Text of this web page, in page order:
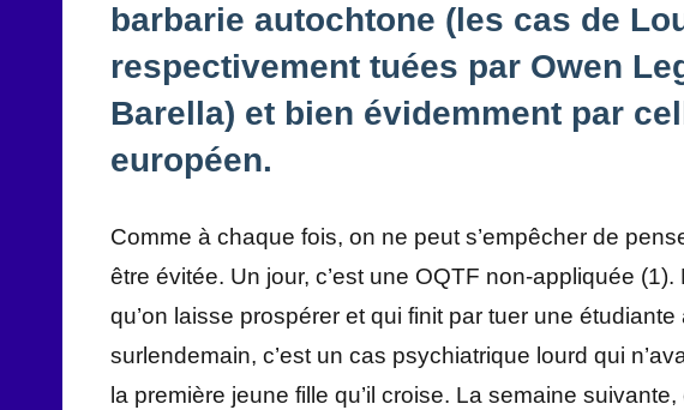
barbarie autochtone (les cas de
respectivement tuées par Owen
Barella) et bien évidemment par
européen.
Comme à chaque fois, on ne peut s’empêcher de
être évitée. Un jour, c’est une OQTF non-appliquée
qu’on laisse prospérer et qui finit par tuer une
surlendemain, c’est un cas psychiatrique lourd qui
la première jeune fille qu’il croise. La semaine